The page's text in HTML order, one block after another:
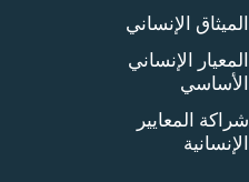
الميثاق الإنساني
المعيار الإنساني
الأساسي
شراكة المعايير
الإنسانية